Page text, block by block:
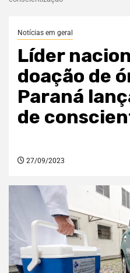
Notícias em geral
Líder
doação de
Paraná
de
27/09/2023